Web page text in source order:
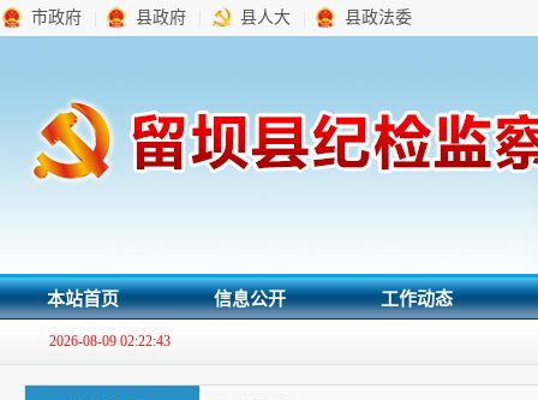
市政府 县政府 县人大 县政法委
本站首页 信息公开 工作动态
2026-08-09 02:22:44